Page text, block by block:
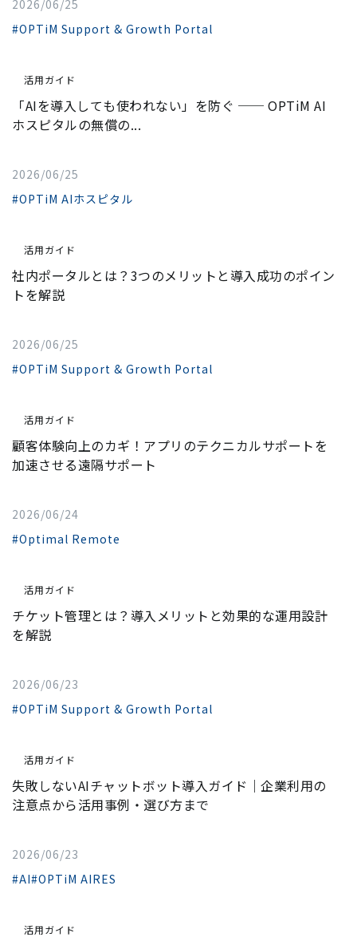
2026/06/25
#OPTiM Support & Growth Portal
活用ガイド
「AIを導入しても使われない」を防ぐ ── OPTiM AI
ホスピタルの無償の...
2026/06/25
#OPTiM AIホスピタル
活用ガイド
社内ポータルとは？3つのメリットと導入成功のポイン
トを解説
2026/06/25
#OPTiM Support & Growth Portal
活用ガイド
顧客体験向上のカギ！アプリのテクニカルサポートを
加速させる遠隔サポート
2026/06/24
#Optimal Remote
活用ガイド
チケット管理とは？導入メリットと効果的な運用設計
を解説
2026/06/23
#OPTiM Support & Growth Portal
活用ガイド
失敗しないAIチャットボット導入ガイド｜企業利用の
注意点から活用事例・選び方まで
2026/06/23
#AI#OPTiM AIRES
活用ガイド